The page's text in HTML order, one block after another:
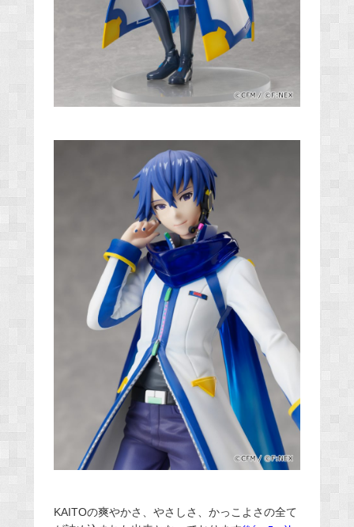
KAITOの爽やかさ、やさしさ、かっこよさの全て